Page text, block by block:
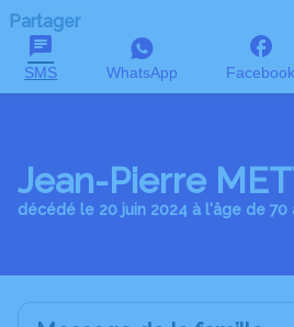
Partager
SMS WhatsApp Facebook
Jean-Pierre
décédé le 20 juin 2024 à l'âge de 70